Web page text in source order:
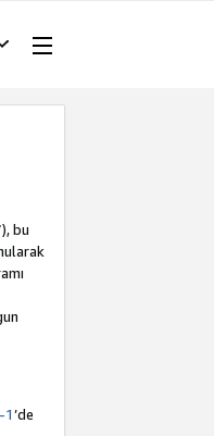
bu
1’de